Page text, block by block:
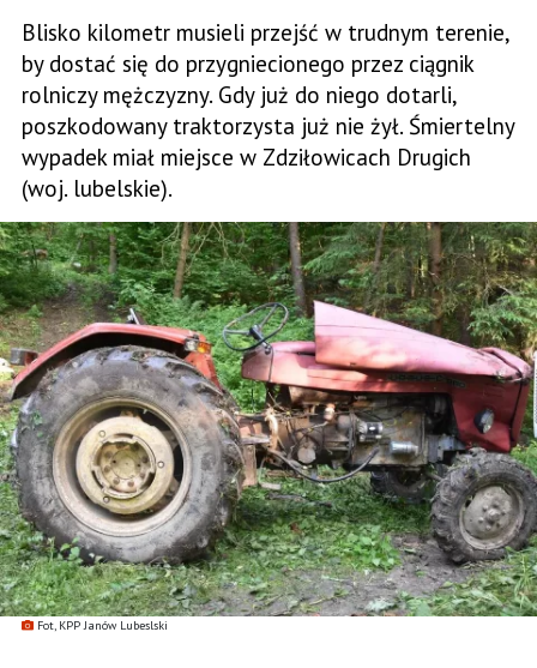
Fot, KPP Janów Lubeslski
Blisko kilometr musieli przejść w trudnym terenie,
by dostać się do przygniecionego przez ciągnik
rolniczy mężczyzny. Gdy już do niego dotarli,
poszkodowany traktorzysta już nie żył. Śmiertelny
wypadek miał miejsce w Zdziłowicach Drugich
(woj. lubelskie).